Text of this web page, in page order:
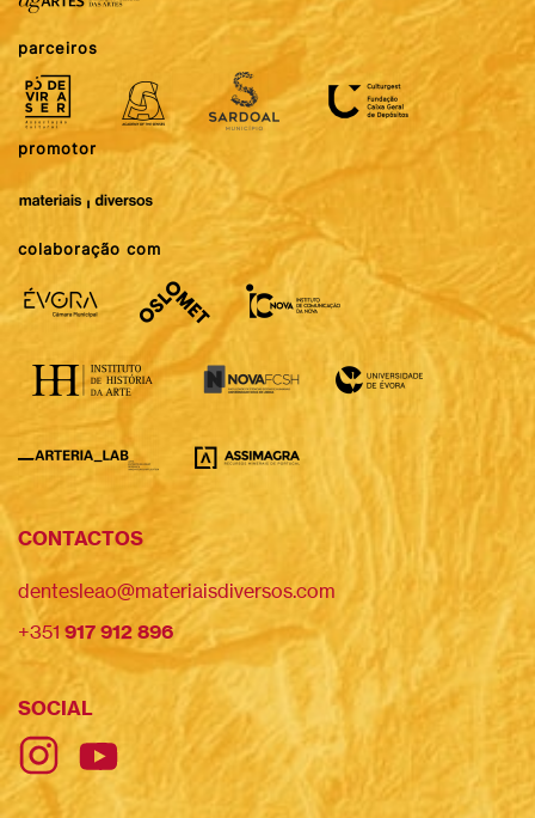
parceiros
promotor
colaboração com
CONTACTOS
dentesleao@materiaisdiversos.com
+351917 912 896
SOCIAL